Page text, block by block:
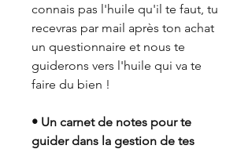
connais pas l'huile qu'il te faut, tu
recevras par mail après ton achat
un questionnaire et nous te
guiderons vers l'huile qui va te
faire du bien !
• Un carnet de notes pour te
guider dans la gestion de tes